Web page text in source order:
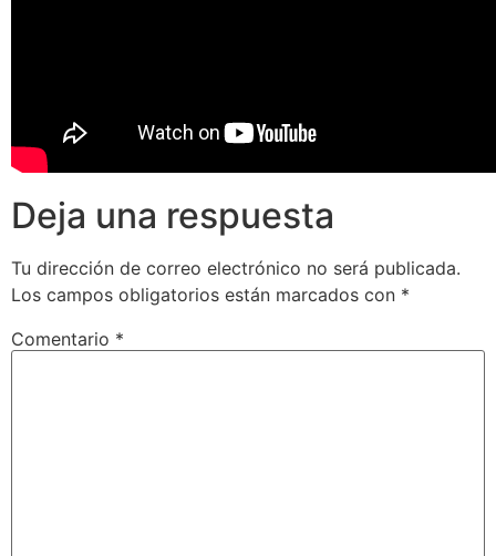
Deja una respuesta
Tu dirección de correo electrónico no será publicada.
Los campos obligatorios están marcados con *
Comentario *